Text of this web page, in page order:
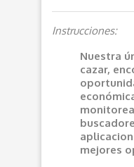
Instrucciones:
Nuestra
cazar,
mejores